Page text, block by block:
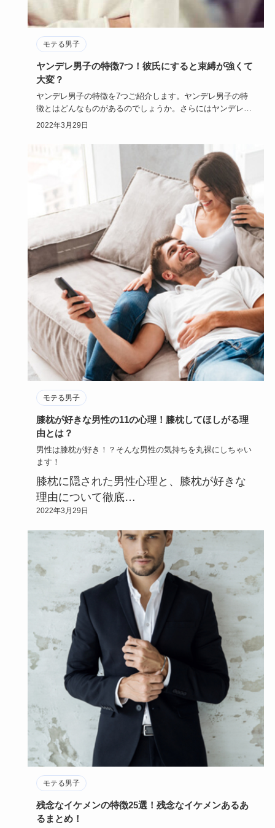
モテる男子
ヤンデレ男子の特徴7つ！彼氏にすると束縛が強くて
大変？
ヤンデレ男子の特徴を7つご紹介します。ヤンデレ男子の特
徴とはどんなものがあるのでしょうか。さらにはヤンデレ男
子と付き合うこ…
2022年3月29日
モテる男子
膝枕が好きな男性の11の心理！膝枕してほしがる理
由とは？
男性は膝枕が好き！？そんな男性の気持ちを丸裸にしちゃい
ます！
膝枕に隠された男性心理と、膝枕が好きな
理由について徹底…
2022年3月29日
モテる男子
残念なイケメンの特徴25選！残念なイケメンあるあ
るまとめ！